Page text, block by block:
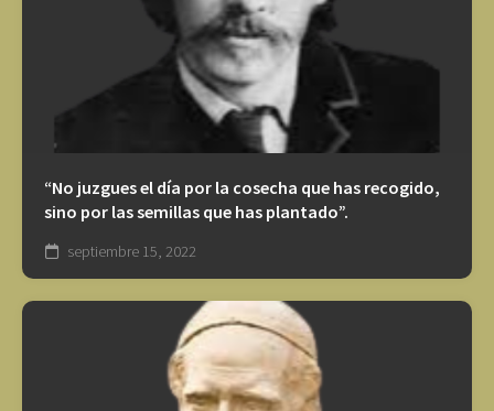
“No juzgues el día por la cosecha que has recogido,
sino por las semillas que has plantado”.
septiembre 15, 2022